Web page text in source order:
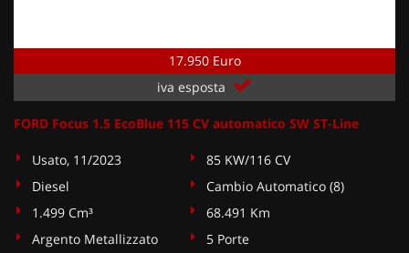
17.950 Euro
iva esposta
FORD Focus 1.5 EcoBlue 115 CV automatico SW ST-Line
Usato, 11/2023
85 KW/116 CV
Diesel
Cambio Automatico (8)
1.499 Cm³
68.491 Km
Argento Metallizzato
5 Porte